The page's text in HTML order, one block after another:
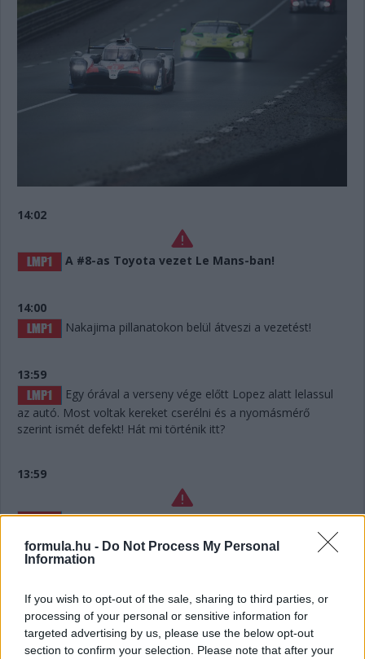
formula.hu - Do Not Process My Personal
Information
If you wish to opt-out of the sale, sharing to third parties, or
processing of your personal or sensitive information for
targeted advertising by us, please use the below opt-out
section to confirm your selection. Please note that after your
14:02
A #8-as Toyota vezet Le Mans-ban!
14:00
Nakajima pillanatokon belül átveszi a vezetést!
13:59
Egy órával a verseny vége előtt Lopez alatt lelassul
az autó. Most voltak kereket cserélni és a nyomásmérő
szerint ismét defekt! Hát mi történik itt?
13:59
Lelassult a #7-es Toyota! Hát ilyet!!!
13:56
Defekt a #7-es Toyotánál, ha jól hallottuk az
üzenetet. De már túl is vannak a kiálláson, belefért.